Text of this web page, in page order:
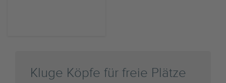
Kluge Köpfe für freie Plätze